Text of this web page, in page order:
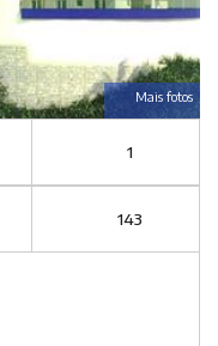
Mais fotos
1
143